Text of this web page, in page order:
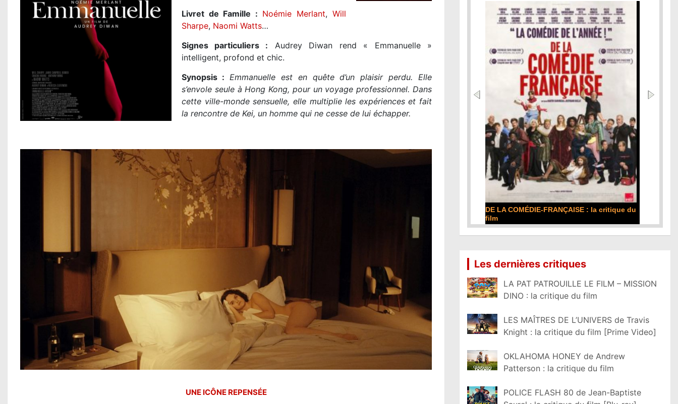
Livret de Famille : Noémie Merlant, Will
Sharpe, Naomi Watts…
Signes particuliers : Audrey Diwan rend « Emmanuelle »
intelligent, profond et chic.
Synopsis : Emmanuelle est en quête d’un plaisir perdu. Elle
s’envole seule à Hong Kong, pour un voyage professionnel. Dans
cette ville-monde sensuelle, elle multiplie les expériences et fait
la rencontre de Kei, un homme qui ne cesse de lui échapper.
UNE ICÔNE REPENSÉE
DE LA COMÉDIE-FRANÇAISE : la critique du
film
Les dernières critiques
LA PAT PATROUILLE LE FILM – MISSION
DINO : la critique du film
LES MAÎTRES DE L’UNIVERS de Travis
Knight : la critique du film [Prime Video]
OKLAHOMA HONEY de Andrew
Patterson : la critique du film
POLICE FLASH 80 de Jean-Baptiste